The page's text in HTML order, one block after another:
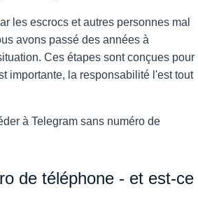
les escrocs et autres personnes mal
avons passé des années à
Ces étapes sont conçues pour
importante, la responsabilité l'est tout
à Telegram sans numéro de
de téléphone - et est-ce